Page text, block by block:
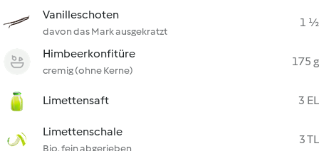
Vanilleschoten
davon das Mark ausgekratzt
1 ½
Himbeerkonfitüre
cremig (ohne Kerne)
175 g
Limettensaft 3 EL
Limettenschale
Bio, fein abgerieben
3 TL